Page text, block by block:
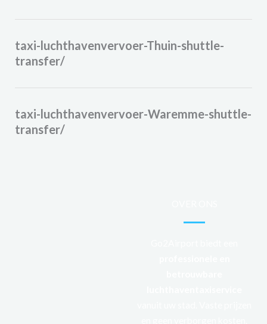
taxi-luchthavenvervoer-Thuin-shuttle-
transfer/
taxi-luchthavenvervoer-Waremme-shuttle-
transfer/